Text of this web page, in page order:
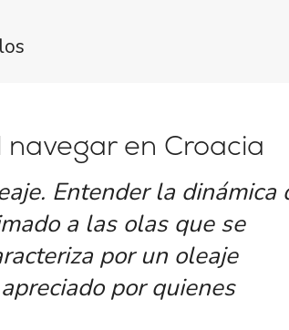
en Croacia
Entender la dinámica
a las olas que se
por un oleaje
por quienes